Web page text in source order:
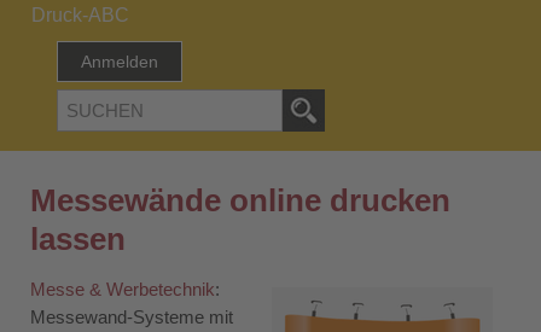
Druck-ABC
Anmelden
Messewände online drucken
lassen
Messe & Werbetechnik:
Messewand-Systeme mit